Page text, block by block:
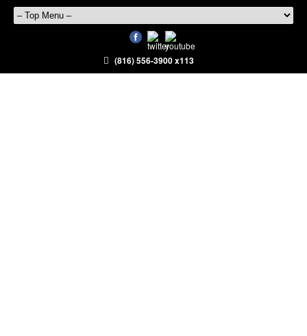
(816) 556-3900 x113